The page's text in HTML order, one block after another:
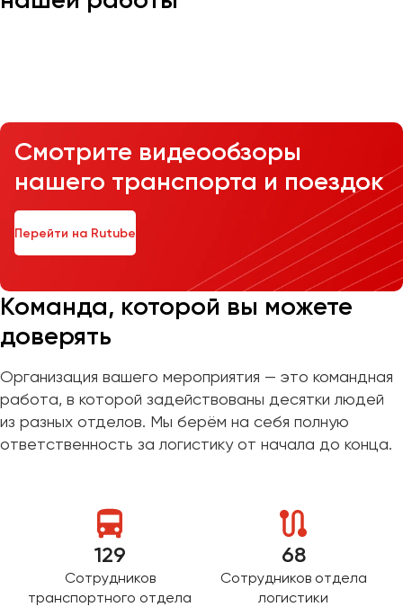
Смотрите видеообзоры
нашего транспорта и поездок
Перейти на Rutube
Команда, которой вы можете
доверять
Организация вашего мероприятия — это командная
работа, в которой задействованы десятки людей
из разных отделов. Мы берём на себя полную
ответственность за логистику от начала до конца.
129
Сотрудников
транспортного отдела
68
Сотрудников отдела
логистики
Ижевск
Калуга
Кемерово
Керчь
Курск
Липецк
Луганск
Магнитогорск
Макеевка
Набережные Челны
Нижний Новгород